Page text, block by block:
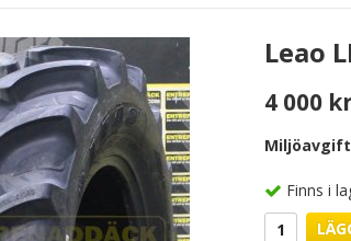
Leao
4 000
Finns i